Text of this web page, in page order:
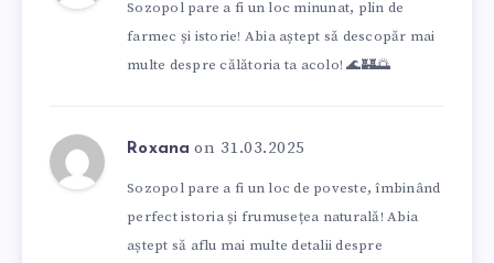
Sozopol pare a fi un loc minunat, plin de
farmec și istorie! Abia aștept să descopăr mai
multe despre călătoria ta acolo! 🌊🏰🌅
Roxana on 31.03.2025
Sozopol pare a fi un loc de poveste, îmbinând
perfect istoria și frumusețea naturală! Abia
aștept să aflu mai multe detalii despre